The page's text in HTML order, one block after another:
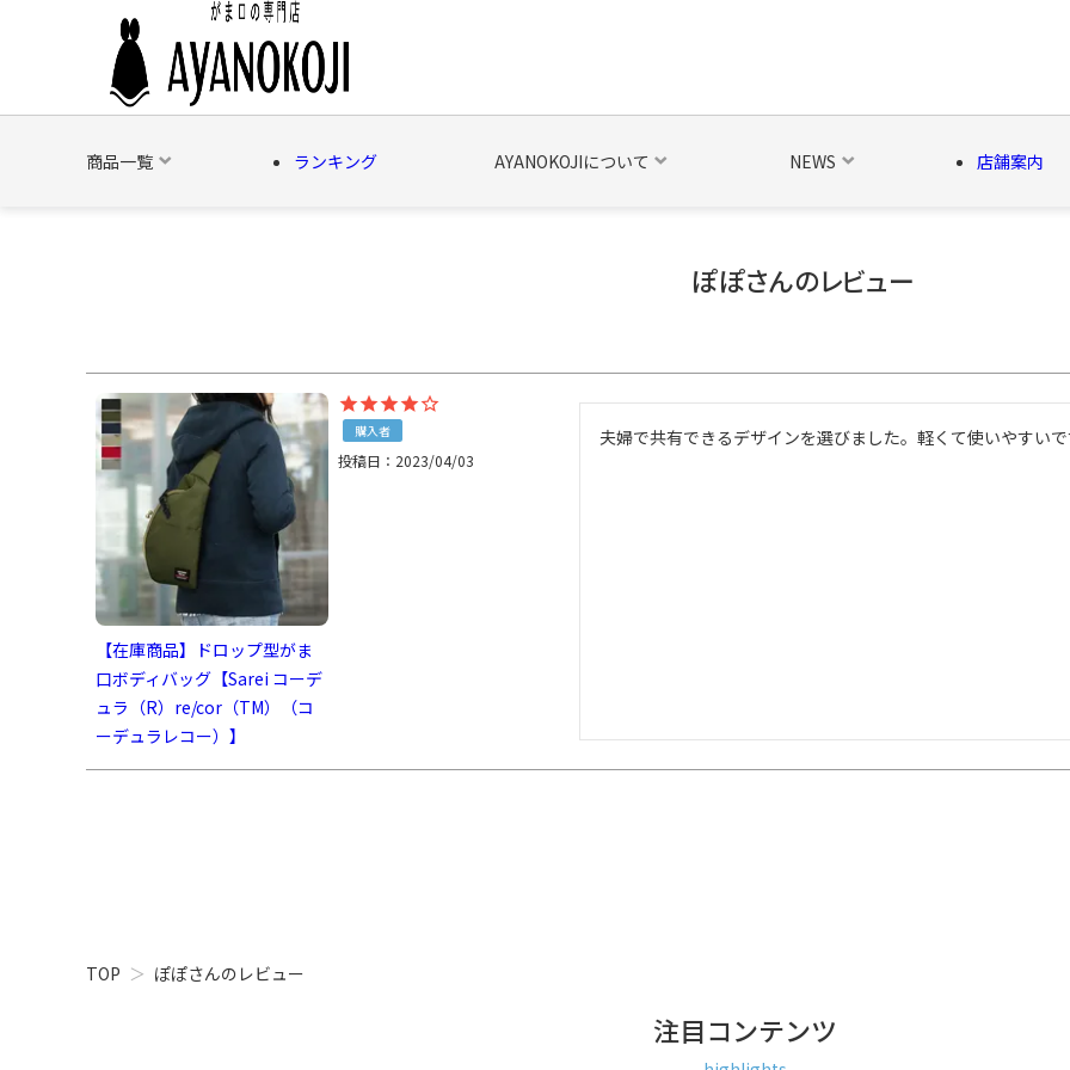
商品一覧 ランキング AYANOKOJIについて NEWS 店舗案内
ベルト・関連商品 新商品 シーズン品
ぽぽさんのレビュー
【在庫商品】ドロップ型がま
口ボディバッグ【Sarei コーデ
ュラ（R）re/cor（TM）（コ
ーデュラレコー）】
購入者
投稿日 2023/04/03
夫婦で共有できるデザインを選びました。軽くて使いやすいで
TOP ぽぽさんのレビュー
注目コンテンツ